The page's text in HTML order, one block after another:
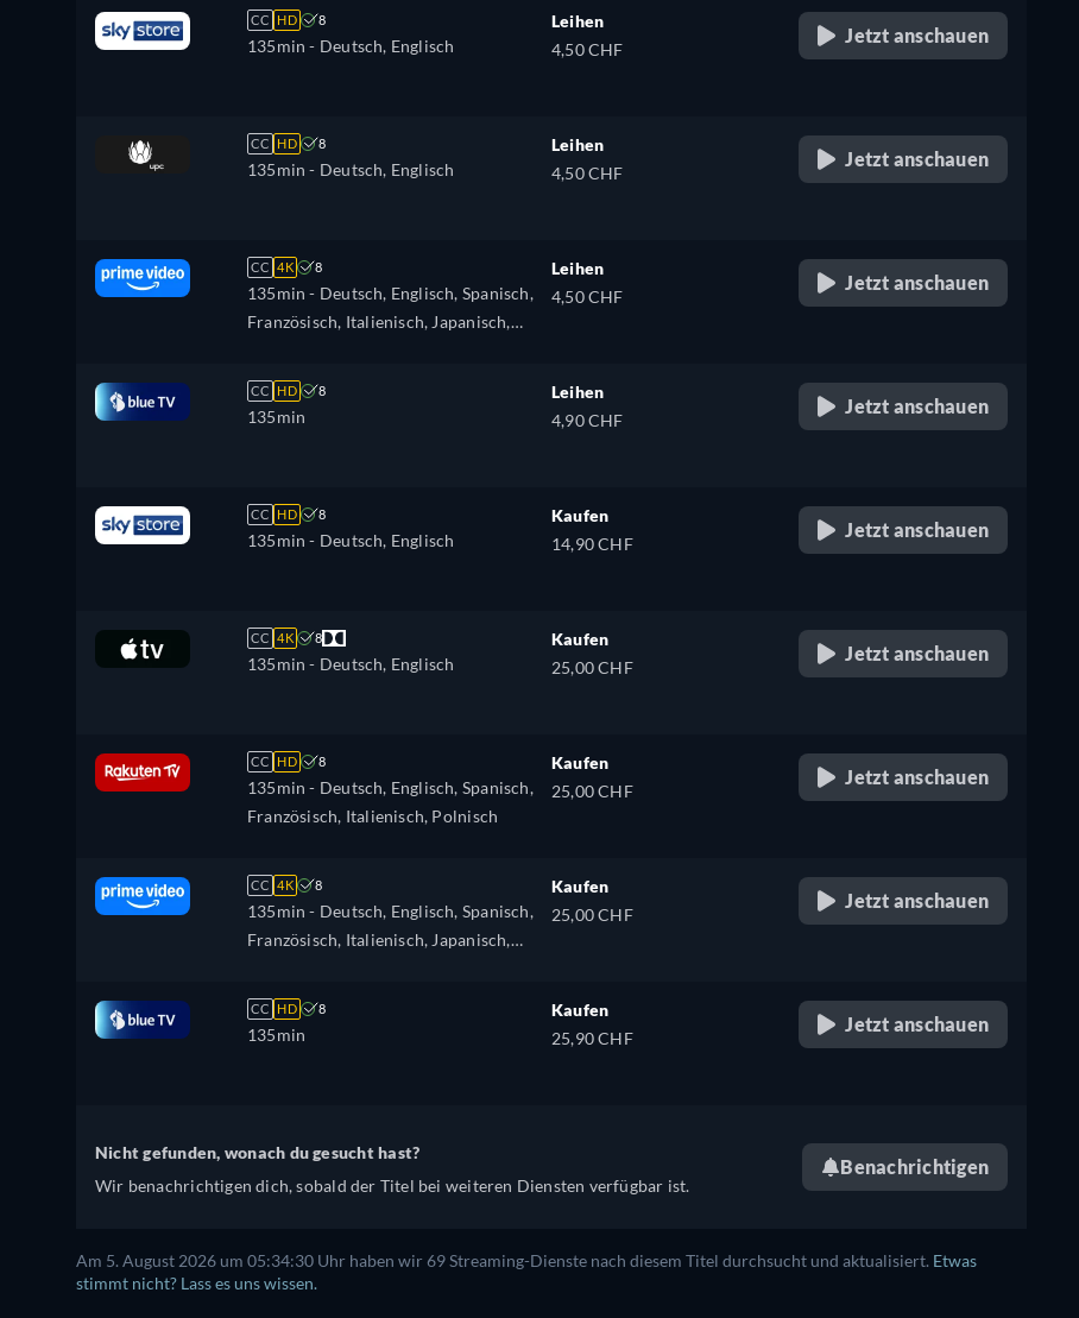
CC HD 8
135min - Deutsch, Englisch
Leihen
4,50 CHF
Jetzt anschauen
CC HD 8
135min - Deutsch, Englisch
Leihen
4,50 CHF
Jetzt anschauen
CC 4K 8
135min - Deutsch, Englisch, Spanisch,
Französisch, Italienisch, Japanisch,
Leihen
4,50 CHF
Jetzt anschauen
CC HD 8
135min
Leihen
4,90 CHF
Jetzt anschauen
CC HD 8
135min - Deutsch, Englisch
Kaufen
14,90 CHF
Jetzt anschauen
CC 4K 8
135min - Deutsch, Englisch
Kaufen
25,00 CHF
Jetzt anschauen
CC HD 8
135min - Deutsch, Englisch, Spanisch,
Französisch, Italienisch, Polnisch
Kaufen
25,00 CHF
Jetzt anschauen
CC 4K 8
135min - Deutsch, Englisch, Spanisch,
Französisch, Italienisch, Japanisch,
Kaufen
25,00 CHF
Jetzt anschauen
CC HD 8
135min
Kaufen
25,90 CHF
Jetzt anschauen
Nicht gefunden, wonach du gesucht hast?
Wir benachrichtigen dich, sobald der Titel bei weiteren Diensten verfügbar ist.
Benachrichtigen
Am 5. August 2026 um 05:34:30 Uhr haben wir 69 Streaming-Dienste nach diesem Titel durchsucht und aktualisiert. Etwas
stimmt nicht? Lass es uns wissen.